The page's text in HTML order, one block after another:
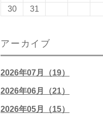
30
31
アーカイブ
2026年07月（19）
2026年06月（21）
2026年05月（15）